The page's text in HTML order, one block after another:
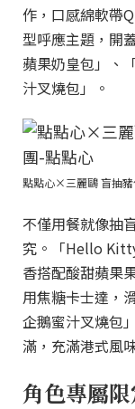
作，口感綿軟帶
型呼應主題，開
蘋果奶皇包」、
汁叉燒包」。
點點心×三麗鷗 盲抽
不僅用餐就像抽
究。「Hello
香搭配酸甜蘋果
用焦糖卡士達，
企鵝蜜汁叉燒包
滿，充滿港式風
角色專屬